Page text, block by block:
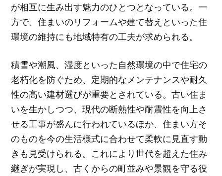
が相互に生み出す魅力のひとつとなっている。一
方で、住まいのリフォームや建て替えといった住
環境の維持にも地域特有の工夫が求められる。
積雪や潮風、湿度といった自然環境の中で住宅の
老朽化を防ぐため、定期的なメンテナンスや耐久
性の高い建材選びが重要とされている。古い住ま
いを生かしつつ、現代の断熱性や耐震性を向上さ
せる工事が盛んに行われているほか、住まい方そ
のものを今の生活様式に合わせて柔軟に見直す動
きも見受けられる。これにより世代を超えた住み
継ぎが実現し、古くからの町並みや景観を守る役